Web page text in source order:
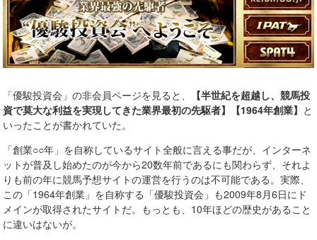
「優駿投資会」の非会員ページを見ると、
【半世紀を超越し、競馬投
資で莫大な利益を実現してきた業界最初の先駆者】【1964年創業】 と
いったことが書かれていた。
「創業○○年」を自称しているサイト全般に言える事だが、インターネ
ットが普及し始めたのが今から20数年前であるにも関わらず、それよ
りも前の年に競馬予想サイトの運営を行うのは不可能である。実際、
この「1964年創業」を自称する「優駿投資会」も2009年8月6日にド
メインが取得されたサイトだ。もっとも、10年ほどの歴史があること
に違いはないが。